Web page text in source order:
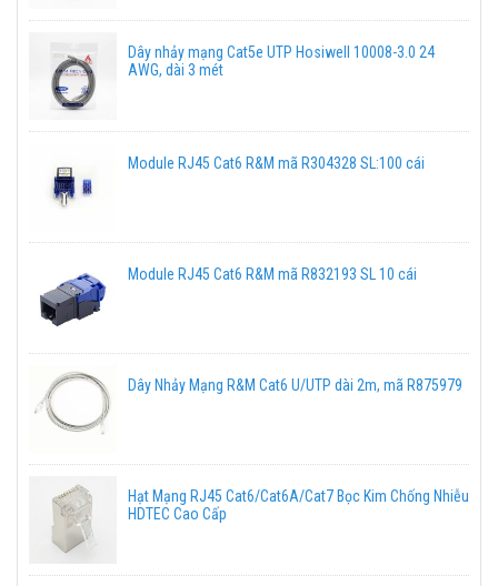
Dây nhảy mạng Cat5e UTP Hosiwell 10008-3.0 24
AWG, dài 3 mét
Module RJ45 Cat6 R&M mã R304328 SL:100 cái
Module RJ45 Cat6 R&M mã R832193 SL 10 cái
Dây Nhảy Mạng R&M Cat6 U/UTP dài 2m, mã R875979
Hạt Mạng RJ45 Cat6/Cat6A/Cat7 Bọc Kim Chống Nhiễu
HDTEC Cao Cấp